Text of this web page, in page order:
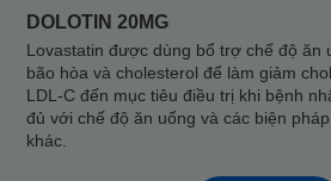
DOLOTIN 20MG
Lovastatin được dùng bổ trợ chế độ ăn
bão hòa và cholesterol để làm giảm
LDL-C đến mục tiêu điều trị khi bệnh
đủ với chế độ ăn uống và các biện
khác.